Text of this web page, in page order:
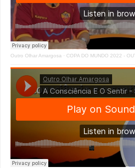
Outro Olhar Amargosa · COPA DO MUNDO 2022 -